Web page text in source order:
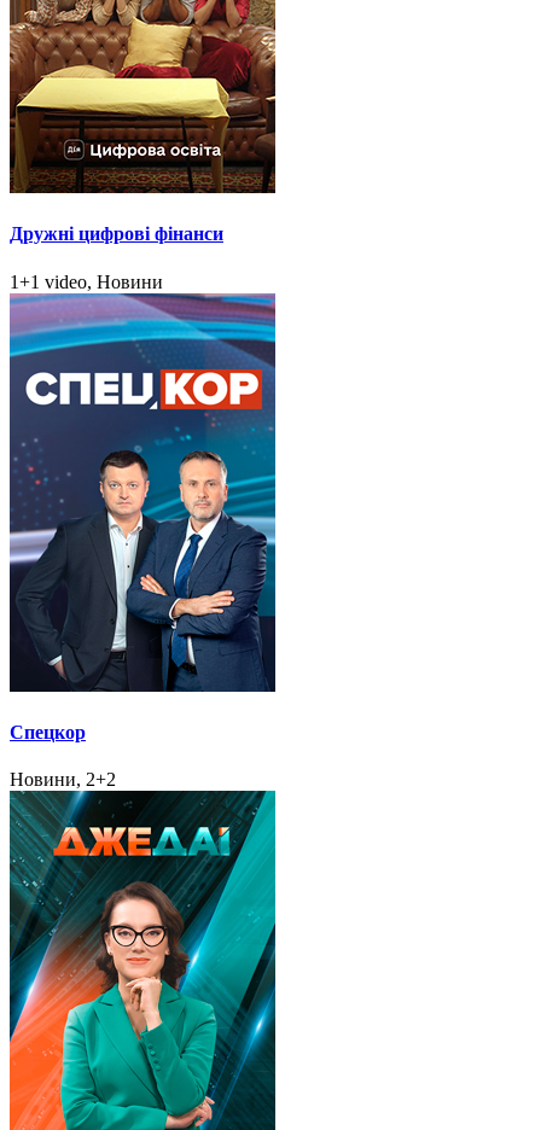
Дружні цифрові фінанси
1+1 video, Новини
Спецкор
Новини, 2+2